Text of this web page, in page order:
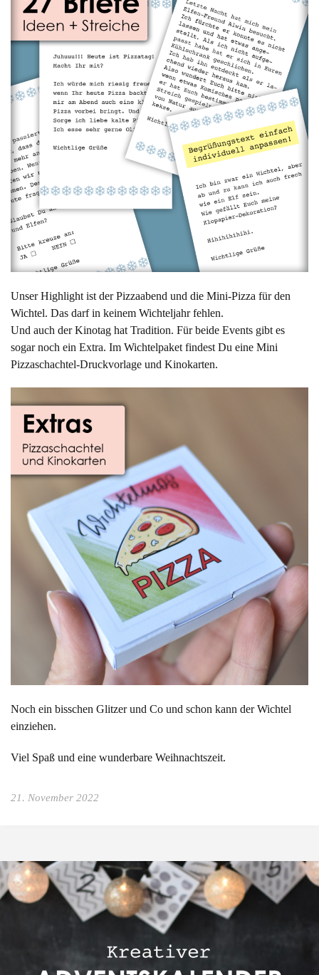
Unser Highlight ist der Pizzaabend und die Mini-Pizza für den
Wichtel. Das darf in keinem Wichteljahr fehlen.
Und auch der Kinotag hat Tradition. Für beide Events gibt es
sogar noch ein Extra. Im Wichtelpaket findest Du eine Mini
Pizzaschachtel-Druckvorlage und Kinokarten.
Noch ein bisschen Glitzer und Co und schon kann der Wichtel
einziehen.
Viel Spaß und eine wunderbare Weihnachtszeit.
21. November 2022